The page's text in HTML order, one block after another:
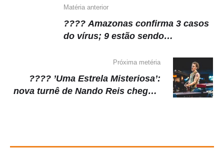
k
Matéria anterior
???? Amazonas confirma 3 casos
do vírus; 9 estão sendo
Próxima metéria
???? ’Uma Estrela Misteriosa’:
nova turnê de Nando Reis chega a